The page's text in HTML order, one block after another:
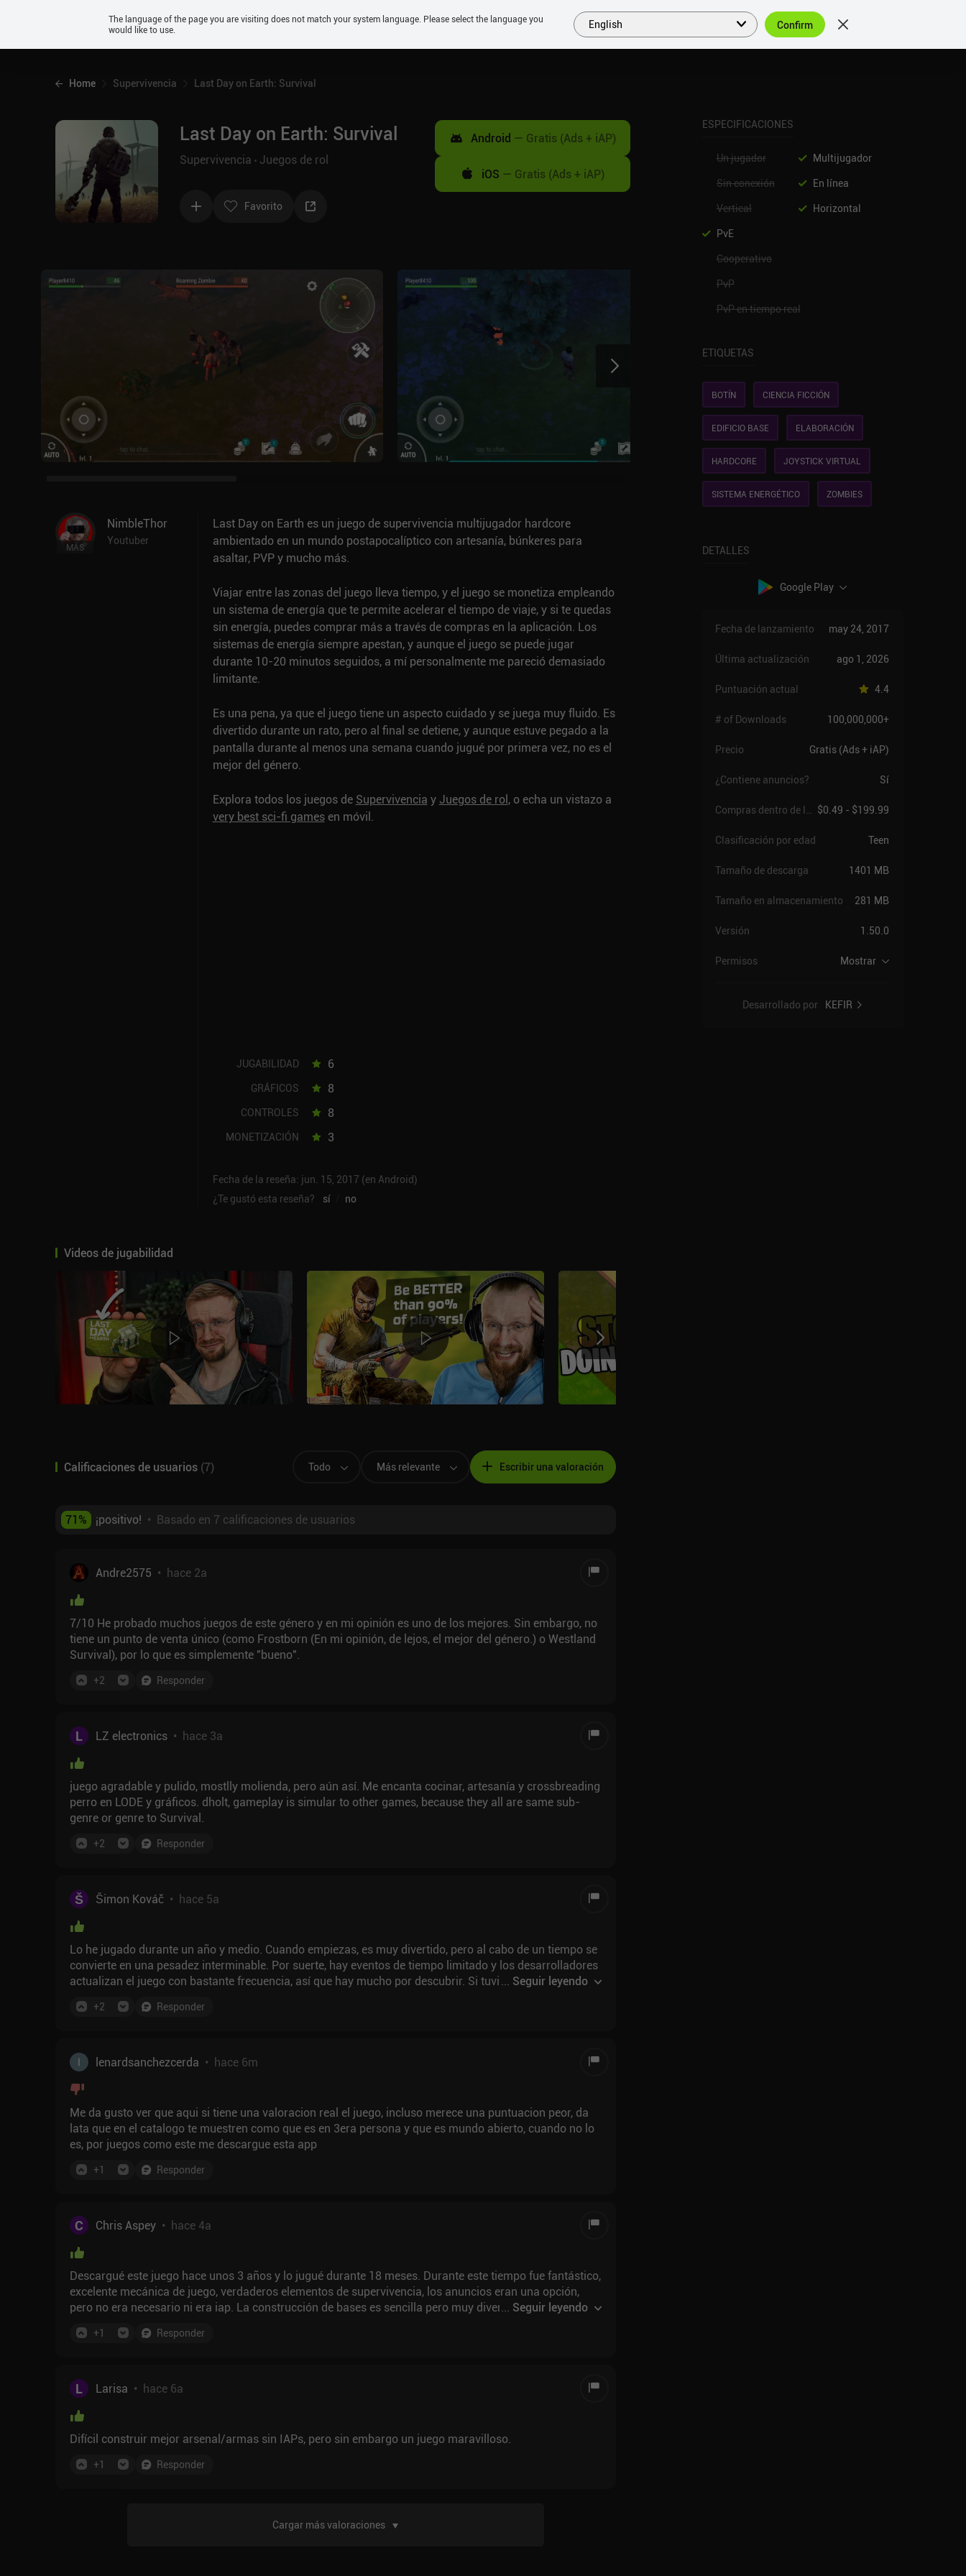
Android
PRÓXIMOS SIMILARES COLECCIONES TOP ES
Home Supervivencia Last Day on Earth: Survival
Last Day on Earth: Survival
Supervivencia Juegos de rol
Favorito
Android — Gratis (Ads + iAP)
iOS — Gratis (Ads + iAP)
MÁS
NimbleThor
Youtuber
Last Day on Earth es un juego de supervivencia multijugador hardcore
ambientado en un mundo postapocalíptico con artesanía, búnkeres para
asaltar, PVP y mucho más.
Viajar entre las zonas del juego lleva tiempo, y el juego se monetiza empleando
un sistema de energía que te permite acelerar el tiempo de viaje, y si te quedas
sin energía, puedes comprar más a través de compras en la aplicación. Los
sistemas de energía siempre apestan, y aunque el juego se puede jugar
durante 10-20 minutos seguidos, a mí personalmente me pareció demasiado
limitante.
Es una pena, ya que el juego tiene un aspecto cuidado y se juega muy fluido. Es
divertido durante un rato, pero al final se detiene, y aunque estuve pegado a la
pantalla durante al menos una semana cuando jugué por primera vez, no es el
mejor del género.
Explora todos los juegos de Supervivencia y Juegos de rol, o echa un vistazo a
very best sci-fi gamesen móvil.
JUGABILIDAD 6
GRÁFICOS 8
CONTROLES 8
MONETIZACIÓN 3
Fecha de la reseña: jun. 15, 2017 (en Android)
¿Te gustó esta reseña?
sí no
Videos de jugabilidad
Calificaciones de usuarios (7) Todo Más relevante Escribir una valoración
71% ¡positivo! • Basado en 7 calificaciones de usuarios
Andre2575 • hace 2a
7/10 He probado muchos juegos de este género y en mi opinión es uno de los mejores. Sin embargo, no
tiene un punto de venta único (como Frostborn (En mi opinión, de lejos, el mejor del género.) o Westland
Survival), por lo que es simplemente "bueno".
+2 Responder
L LZ electronics• hace 3a
juego agradable y pulido, mostlly molienda, pero aún así. Me encanta cocinar, artesanía y crossbreading
perro en LODE y gráficos. dholt, gameplay is simular to other games, because they all are same sub-
genre or genre to Survival.
+2 Responder
Š Šimon Kováč• hace 5a
Lo he jugado durante un año y medio. Cuando empiezas, es muy divertido, pero al cabo de un tiempo se
convierte en una pesadez interminable. Por suerte, hay eventos de tiempo limitado y los desarrolladores
actualizan el juego con bastante frecuencia, así que hay mucho por descubrir. Si tuviera que puntuarlo
... Seguir leyendo
+2 Responder
lenardsanchezcerda • hace 6m
Me da gusto ver que aqui si tiene una valoracion real el juego, incluso merece una puntuacion peor, da
lata que en el catalogo te muestren como que es en 3era persona y que es mundo abierto, cuando no lo
es, por juegos como este me descargue esta app
+1 Responder
C Chris Aspey• hace 4a
Descargué este juego hace unos 3 años y lo jugué durante 18 meses. Durante este tiempo fue fantástico,
excelente mecánica de juego, verdaderos elementos de supervivencia, los anuncios eran una opción,
pero no era necesario ni era iap. La construcción de bases es sencilla pero muy divertida. Las zonas del
estratégicamente las bases de otros jugadores, algo que me gustó mucho. En aquel entonces, 10/10, un
algunos anuncios pop up. iap se han convertido en más de un requisito. Parece que han nerfed mucho
de la jugabilidad. Giat
... Seguir leyendo
+1 Responder
L Larisa • hace 6a
Difícil construir mejor arsenal/armas sin IAPs, pero sin embargo un juego maravilloso.
+1 Responder
Cargar más valoraciones
ESPECIFICACIONES
Un jugador
Multijugador
Sin conexión
En línea
Vertical
Horizontal
PvE
Cooperativo
PvP
PvP en tiempo real
ETIQUETAS
BOTÍN CIENCIA FICCIÓN
EDIFICIO BASE ELABORACIÓN
HARDCORE JOYSTICK VIRTUAL
SISTEMA ENERGÉTICO ZOMBIES
DETALLES
Google Play
Fecha de lanzamiento may 24, 2017
Última actualización ago 1, 2026
Puntuación actual 4.4
# of Downloads 100,000,000+
Precio Gratis (Ads + iAP)
¿Contiene anuncios? Sí
Compras dentro de la app $0.49 - $199.99
Clasificación por edad Teen
Tamaño de descarga 1401 MB
Tamaño en almacenamiento 281 MB
Versión 1.50.0
Permisos Mostrar
Desarrollado por KEFIR
The language of the page you are visiting does not match your system language. Please select the language you
would like to use.
English Confirm